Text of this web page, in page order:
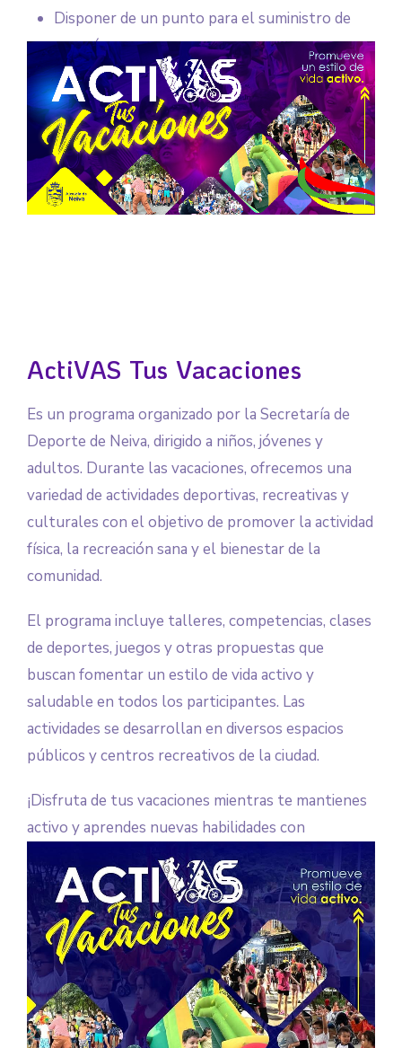
Disponer de un punto para el suministro de
energía.
ActiVAS Tus Vacaciones
Es un programa organizado por la Secretaría de
Deporte de Neiva, dirigido a niños, jóvenes y
adultos. Durante las vacaciones, ofrecemos una
variedad de actividades deportivas, recreativas y
culturales con el objetivo de promover la actividad
física, la recreación sana y el bienestar de la
comunidad.
El programa incluye talleres, competencias, clases
de deportes, juegos y otras propuestas que
buscan fomentar un estilo de vida activo y
saludable en todos los participantes. Las
actividades se desarrollan en diversos espacios
públicos y centros recreativos de la ciudad.
¡Disfruta de tus vacaciones mientras te mantienes
activo y aprendes nuevas habilidades con